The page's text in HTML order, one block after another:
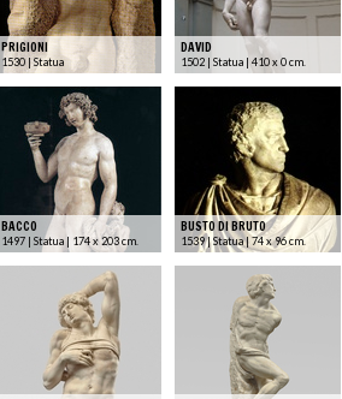
PRIGIONI
1530 | Statua
DAVID
1502 | Statua | 410 x 0 cm.
BACCO
1497 | Statua | 174 x 203 cm.
BUSTO DI BRUTO
1539 | Statua | 74 x 96 cm.